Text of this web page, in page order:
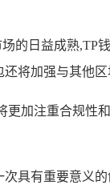
的日益成熟,TP
将加强与其他
更加注重合规性
具有重要意义